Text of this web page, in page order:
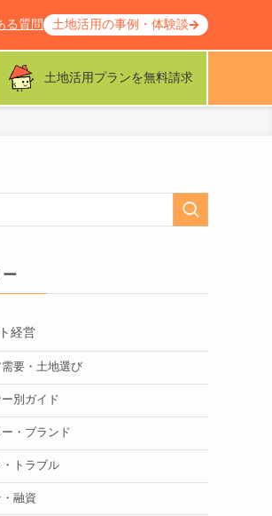
土地活用プランを無料請求
る質問 土地活用の事例・体験談
ー
経営
需要・土地選び
別ガイド
ー・ブランド
・トラブル
・融資